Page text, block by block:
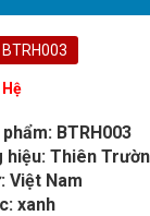
BTRH003
Hệ
BTRH003
hiệu: Thiên
Việt Nam
xanh